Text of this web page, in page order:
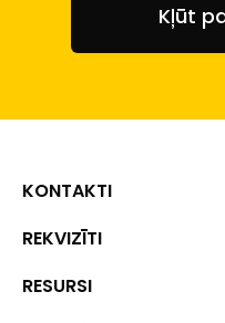
Kļūt
KONTAKTI
Biznesa centrs "VERDE"
1045
REKVIZĪTI
Reģ. Nr. 40008002175
RESURSI